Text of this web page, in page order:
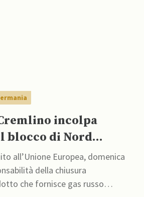
incolpa
blocco di Nord
all’Unione Europea, domenica
della chiusura
che fornisce gas russo